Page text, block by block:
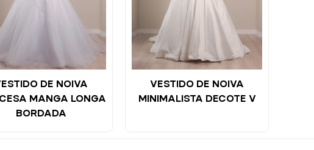
DE NOIVA
MANGA LONGA
BORDADA
VESTIDO DE NOIVA
MINIMALISTA DECOTE V